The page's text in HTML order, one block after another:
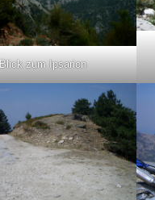
Blick zum Ipsarion